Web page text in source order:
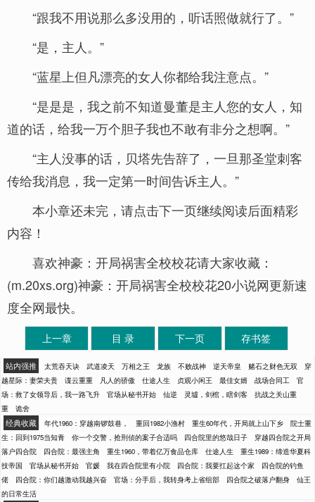
“跟我不用说那么多没用的，听话照做就行了。”
“是，主人。”
“蓝星上但凡漂亮的女人你都给我注意点。”
“是是是，我之前不知道曼董是主人您的女人，知
道的话，给我一万个胆子我也不敢有非分之想啊。”
“主人没事的话，贝塔先告辞了，一旦那圣堂刺客
传给我消息，我一定第一时间告诉主人。”
本小章还未完，请点击下一页继续阅读后面精彩
内容！
喜欢神豪：开局祸害全校校花请大家收藏：
(m.20xs.org)神豪：开局祸害全校校花20小说网更新速
度全网最快。
上一章 目 录 下一页 存书签
站内强推 太荒吞天诀 武道凌天 万相之王 龙族 不败战神 逆天帝皇 赌石之财色无双
穿
越星际：妻荣夫贵
谍云重重 凡人的骄傲 仕途人生 贞观小闲王 最佳女婿 战场合同工
官
场：救了女领导后，我一路飞升
官场从秘书开始 仙逆 灵墟，剑棺，瞎剑客
抗战之关山重
重
诡舍
经典收藏 年代1960：穿越南锣鼓巷， 重回1982小渔村 重生60年代，开局就上山下乡
院士重
生：回到1975当知青
你一个交警，抢刑侦的案子合适吗 四合院里的悠哉日子
穿越四合院之开局
落户四合院
四合院：最强主角 重生1960，带着亿万食品仓库 仕途人生
重生1989：缔造华夏科
技帝国
官场从秘书开始 官媛 我在四合院里有小院 四合院：我要扛起这个家
四合院的钓鱼
佬
四合院：你们越激动我越兴奋 官场：分手后，我转身考上省组部 四合院之破落户翻身
仙王
的日常生活